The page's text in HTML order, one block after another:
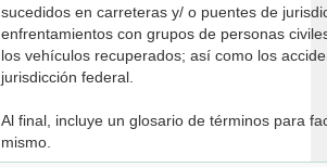
sucedidos en carreteras y/ o puentes de
enfrentamientos con grupos de personas
los vehículos recuperados; así como los
jurisdicción federal.
Al final, incluye un glosario de términos para
mismo.